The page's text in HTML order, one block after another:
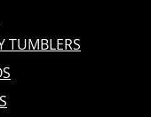
TUMBLERS